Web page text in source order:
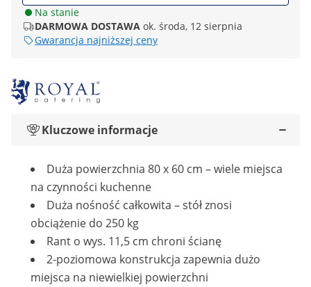
Na stanie
DARMOWA DOSTAWA ok. środa, 12 sierpnia
Gwarancja najniższej ceny
Kluczowe informacje
Duża powierzchnia 80 x 60 cm – wiele miejsca
na czynności kuchenne
Duża nośność całkowita – stół znosi
obciążenie do 250 kg
Rant o wys. 11,5 cm chroni ścianę
2-poziomowa konstrukcja zapewnia dużo
miejsca na niewielkiej powierzchni